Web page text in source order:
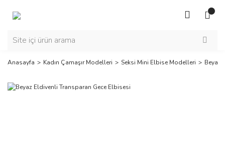
Anasayfa Kadın Çamaşır Modelleri Seksi Mini Elbise Modelleri Beyaz